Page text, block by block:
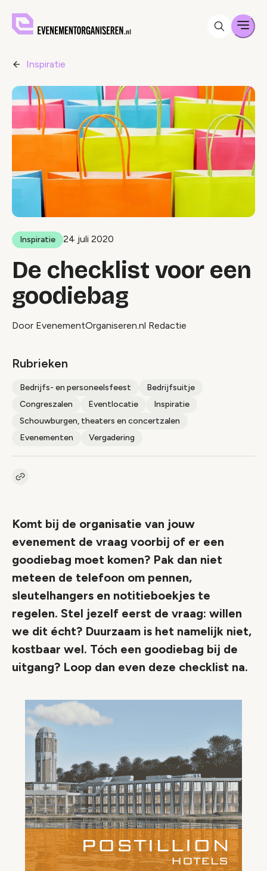
Inspiratie
Inspiratie 24 juli 2020
De checklist voor een
goodiebag
Door EvenementOrganiseren.nl Redactie
Rubrieken
Bedrijfs- en personeelsfeest
Bedrijfsuitje
Congreszalen
Eventlocatie
Inspiratie
Schouwburgen, theaters en concertzalen
Evenementen
Vergadering
Kopieer link naar artikel
Komt bij de organisatie van jouw
evenement de vraag voorbij of er een
goodiebag moet komen? Pak dan niet
meteen de telefoon om pennen,
sleutelhangers en notitieboekjes te
regelen. Stel jezelf eerst de vraag: willen
we dit écht? Duurzaam is het namelijk niet,
kostbaar wel. Tóch een goodiebag bij de
uitgang? Loop dan even deze checklist na.